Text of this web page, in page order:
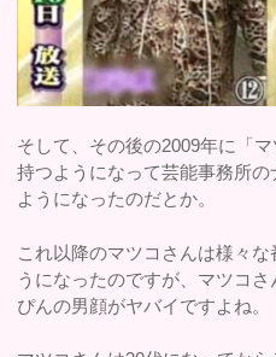
そして、その後の2009年に「
持つようになって芸能事務所
ようになったのだとか。
これ以降のマツコさんは様々
うになったのですが、マツコ
ぴんの男顔がヤバイですよね。